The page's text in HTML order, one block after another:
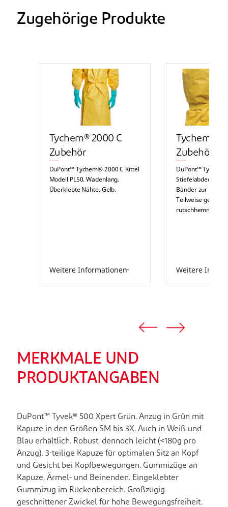
Zugehörige Produkte
Tychem® 2000 C
Zubehör
DuPont™ Tychem® 2000 C Kittel
Modell PL50. Wadenlang.
Überklebte Nähte. Gelb.
Weitere Informationen
Tychem®
Zubehör
DuPont™
Stiefelabdeckung
Bänder zur
Teilweise genähte,
rutschhemmende
Weitere
MERKMALE UND
PRODUKTANGABEN
DuPont™ Tyvek® 500 Xpert Grün. Anzug in Grün mit
Kapuze in den Größen SM bis 3X. Auch in Weiß und
Blau erhältlich. Robust, dennoch leicht (<180g pro
Anzug). 3-teilige Kapuze für optimalen Sitz an Kopf
und Gesicht bei Kopfbewegungen. Gummizüge an
Kapuze, Ärmel- und Beinenden. Eingeklebter
Gummizug im Rückenbereich. Großzügig
geschnittener Zwickel für hohe Bewegungsfreiheit.